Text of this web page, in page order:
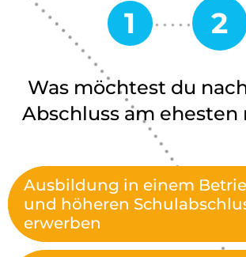
Was möchtest du
Abschluss am ehesten
Ausbildung in einem
und höheren
erwerben